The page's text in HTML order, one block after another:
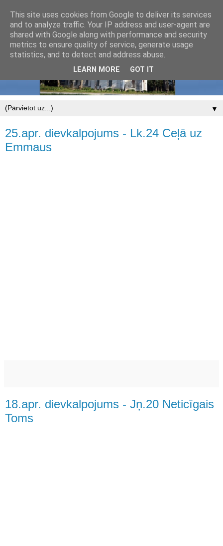
▼
25.apr. dievkalpojums - Lk.24 Ceļā uz
Emmaus
18.apr. dievkalpojums - Jņ.20 Neticīgais
Toms
This site uses cookies from Google to deliver its services
and to analyze traffic. Your IP address and user-agent are
shared with Google along with performance and security
metrics to ensure quality of service, generate usage
statistics, and to detect and address abuse.
LEARN MORE GOT IT